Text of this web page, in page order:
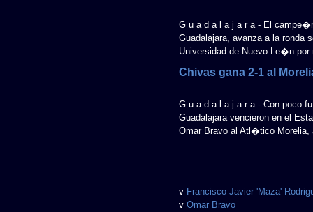
G u a d a l a j a r a - El
Guadalajara, avanza a la ronda
Universidad de Nuevo Le�n por
Chivas gana 2-1 al
G u a d a l a j a r a - Con poco
Guadalajara vencieron en el
Omar Bravo al Atl�tico Morelia,
v Francisco Javier 'Maza'
v Omar Bravo